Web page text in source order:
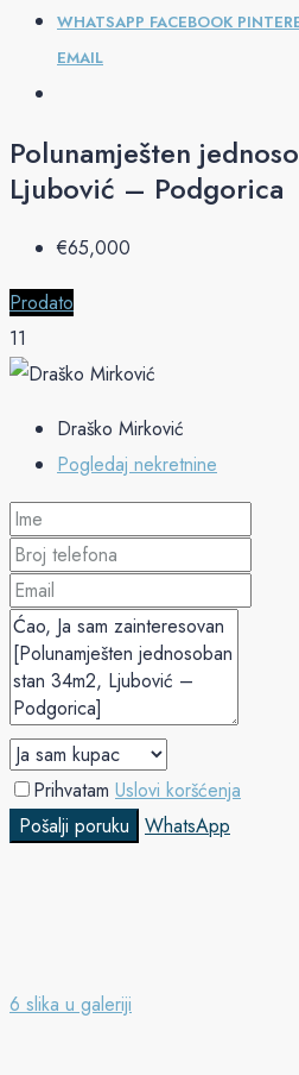
WHATSAPP FACEBOOK
EMAIL
Polunamješten
Ljubović – Podgorica
€‎65,000
Prodato
11
Draško Mirković
Pogledaj nekretnine
Prihvatam Uslovi koršćenja
Pošalji poruku
WhatsApp
6 slika u galeriji